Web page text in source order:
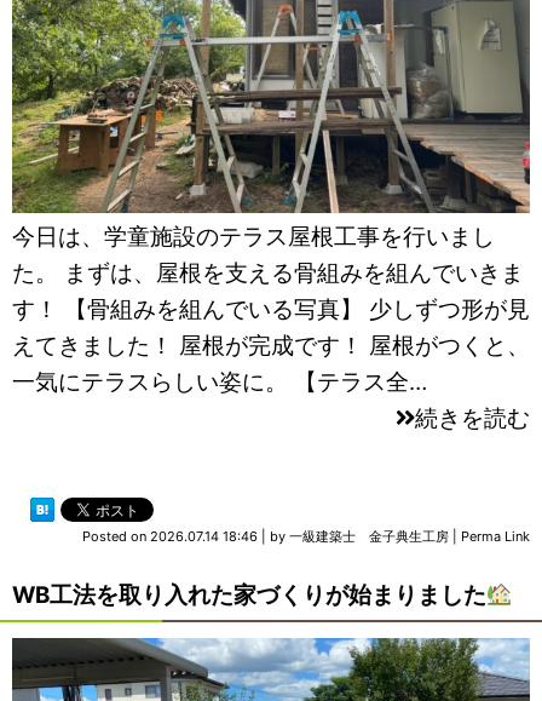
今日は、学童施設のテラス屋根工事を行いまし
た。 まずは、屋根を支える骨組みを組んでいきま
す！ 【骨組みを組んでいる写真】 少しずつ形が見
えてきました！ 屋根が完成です！ 屋根がつくと、
一気にテラスらしい姿に。 【テラス全…
続きを読む
Posted on 2026.07.14 18:46 by 一級建築士 金子典生工房 Perma Link
WB工法を取り入れた家づくりが始まりました